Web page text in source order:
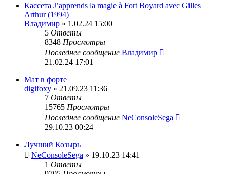
Кассета J’apprends la magie à Fort Boyard avec Gilles
Arthur (1994)
Владимир » 1.02.24 15:00
5 Ответы
8348 Просмотры
Последнее сообщение Владимир
21.02.24 17:01
Мат в форте
digifoxy » 21.09.23 11:36
7 Ответы
15765 Просмотры
Последнее сообщение NeConsoleSega
29.10.23 00:24
Лучший Козырь
NeConsoleSega » 19.10.23 14:41
1 Ответы